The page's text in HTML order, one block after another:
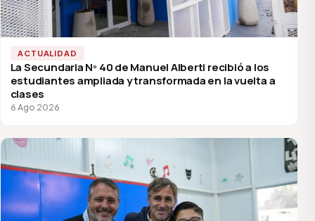
ACTUALIDAD
La Secundaria Nº 40 de Manuel Alberti recibió a los
estudiantes ampliada y transformada en la vuelta a
clases
6 Ago 2026